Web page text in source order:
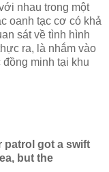
nhau trong một
oanh tạc cơ có khả
sát về tình hình
ra, là nhắm vào
minh tại khu
patrol got a swift
but the